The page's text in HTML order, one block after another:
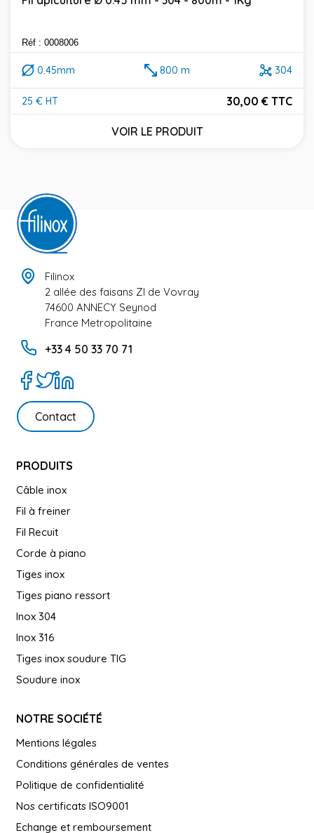
Réf : 0008006
0.45mm 800 m 304
25 € HT
Prix
30,00 € TTC
VOIR LE PRODUIT
Filinox
2 allée des faisans ZI de Vovray
74600 ANNECY Seynod
France Metropolitaine
+33 4 50 33 70 71
Contact
PRODUITS
Câble inox
Fil à freiner
Fil Recuit
Corde à piano
Tiges inox
Tiges piano ressort
Inox 304
Inox 316
Tiges inox soudure TIG
Soudure inox
NOTRE SOCIÉTÉ
Mentions légales
Conditions générales de ventes
Politique de confidentialité
Nos certificats ISO9001
Echange et remboursement